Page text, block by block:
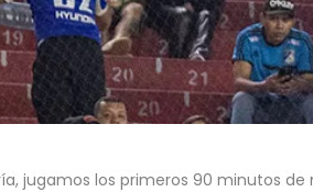
jugamos los primeros 90 minutos